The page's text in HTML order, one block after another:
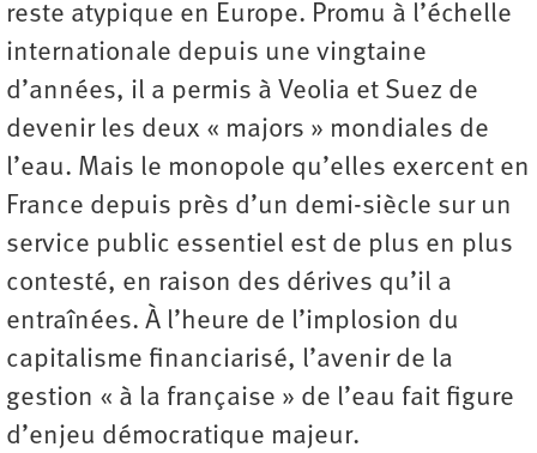
reste atypique en Europe. Promu à l’échelle
internationale depuis une vingtaine
d’années, il a permis à Veolia et Suez de
devenir les deux « majors » mondiales de
l’eau. Mais le monopole qu’elles exercent en
France depuis près d’un demi-siècle sur un
service public essentiel est de plus en plus
contesté, en raison des dérives qu’il a
entraînées. À l’heure de l’implosion du
capitalisme financiarisé, l’avenir de la
gestion « à la française » de l’eau fait figure
d’enjeu démocratique majeur.